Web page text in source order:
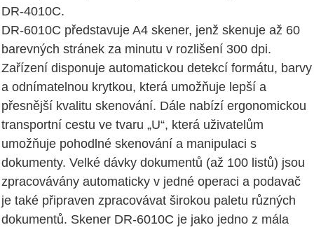
DR-4010C.
DR-6010C představuje A4 skener, jenž skenuje až 60
barevných stránek za minutu v rozlišení 300 dpi.
Zařízení disponuje automatickou detekcí formátu, barvy
a odnímatelnou krytkou, která umožňuje lepší a
přesnější kvalitu skenování. Dále nabízí ergonomickou
transportní cestu ve tvaru „U“, která uživatelům
umožňuje pohodlné skenování a manipulaci s
dokumenty. Velké dávky dokumentů (až 100 listů) jsou
zpracovávány automaticky v jedné operaci a podavač
je také připraven zpracovávat širokou paletu různých
dokumentů. Skener DR-6010C je jako jedno z mála